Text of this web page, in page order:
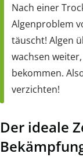
Nach einer
Algenproblem
täuscht! Algen
wachsen
bekommen.
verzichten!
Der ideale